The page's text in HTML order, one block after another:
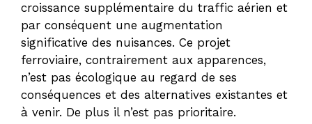
croissance supplémentaire du traffic aérien et
par conséquent une augmentation
significative des nuisances. Ce projet
ferroviaire, contrairement aux apparences,
n’est pas écologique au regard de ses
conséquences et des alternatives existantes et
à venir. De plus il n’est pas prioritaire.